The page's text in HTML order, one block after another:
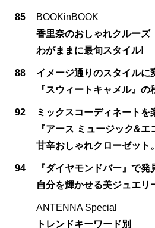
85
BOOKinBOOK
香里奈のおしゃれクルーズ
わがままに最旬スタイル!
88
イメージ通りのスタイルに
『スウィートキャメル』の
92
ミックスコーディネートを
『アース ミュージック&エ
甘辛おしゃれクローゼット。
94
『ダイヤモンドバー』で発
自分を輝かせる美ジュエリ
ANTENNA Special
トレンドキーワード別